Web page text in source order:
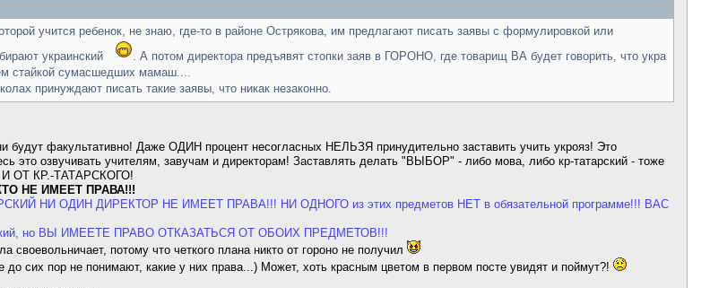
учится ребенок, не знаю, где-то в районе Острякова, им предлагают писать заявы с формулировкой или
украинский
. А потом директора предъявят стопки заяв в ГОРОНО, где товарищ ВА будет говорить, что укра
стайкой сумасшедших мамаш....
принуждают писать такие заявы, что никак незаконно.
будут факультативно! Даже ОДИН процент несогласных НЕЛЬЗЯ принудительно заставить учить укрояз! Это
это озвучивать учителям, завучам и директорам! Заставлять делать "ВЫБОР" - либо мова, либо кр-татарский - тоже
И ОТ КР.-ТАТАРСКОГО!
НЕ ИМЕЕТ ПРАВА!!!
НИ ОДИН ДИРЕКТОР НЕ ИМЕЕТ ПРАВА!!! НИ ОДНОГО из этих предметов НЕТ в обязательной программе!!! ВАС
но ВЫ ИМЕЕТЕ ПРАВО ОТКАЗАТЬСЯ ОТ ОБОИХ ПРЕДМЕТОВ!!!
своевольничает, потому что четкого плана никто от гороно не получил
сих пор не понимают, какие у них права...) Может, хоть красным цветом в первом посте увидят и поймут?!